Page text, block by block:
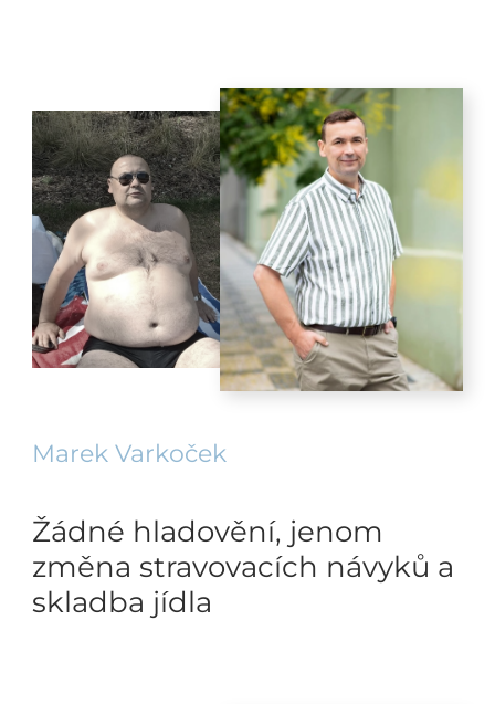
Marek Varkoček
Žádné hladovění, jenom
změna stravovacích návyků a
skladba jídla